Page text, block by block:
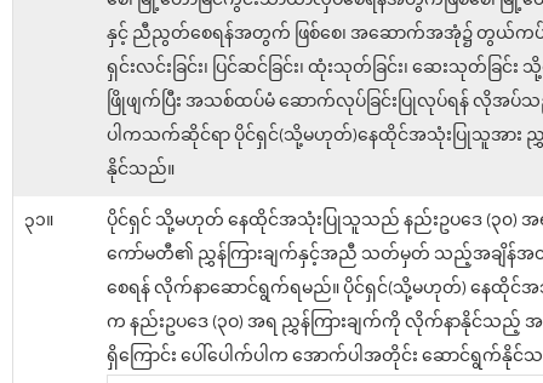
နှင့် ညီညွတ်စေရန်အတွက် ဖြစ်စေ၊ အဆောက်အအုံ၌ တွယ်က
ရှင်းလင်းခြင်း၊ ပြင်ဆင်ခြင်း၊ ထုံးသုတ်ခြင်း၊ ဆေးသုတ်ခြင်
ဖြိုဖျက်ပြီး အသစ်ထပ်မံ ဆောက်လုပ်ခြင်းပြုလုပ်ရန် လိုအ
ပါကသက်ဆိုင်ရာ ပိုင်ရှင်(သို့မဟုတ်)နေထိုင်အသုံးပြုသူအား ညွှ
နိုင်သည်။
၃၁။
ပိုင်ရှင် သို့မဟုတ် နေထိုင်အသုံးပြုသူသည် နည်းဥပဒေ (၃၀) အ
ကော်မတီ၏ ညွှန်ကြားချက်နှင့်အညီ သတ်မှတ် သည့်အချိန်အတွင်
စေရန် လိုက်နာဆောင်ရွက်ရမည်။ ပိုင်ရှင်(သို့မဟုတ်) နေထိုင်
က နည်းဥပဒေ (၃ဝ) အရ ညွှန်ကြားချက်ကို လိုက်နာနိုင်သည့် အ
ရှိကြောင်း ပေါ်ပေါက်ပါက အောက်ပါအတိုင်း ဆောင်ရွက်နိုင်